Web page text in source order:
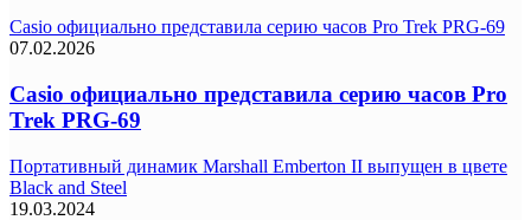
Casio официально представила серию часов Pro Trek PRG-69
07.02.2026
Casio официально представила серию часов Pro
Trek PRG-69
Портативный динамик Marshall Emberton II выпущен в цвете
Black and Steel
19.03.2024